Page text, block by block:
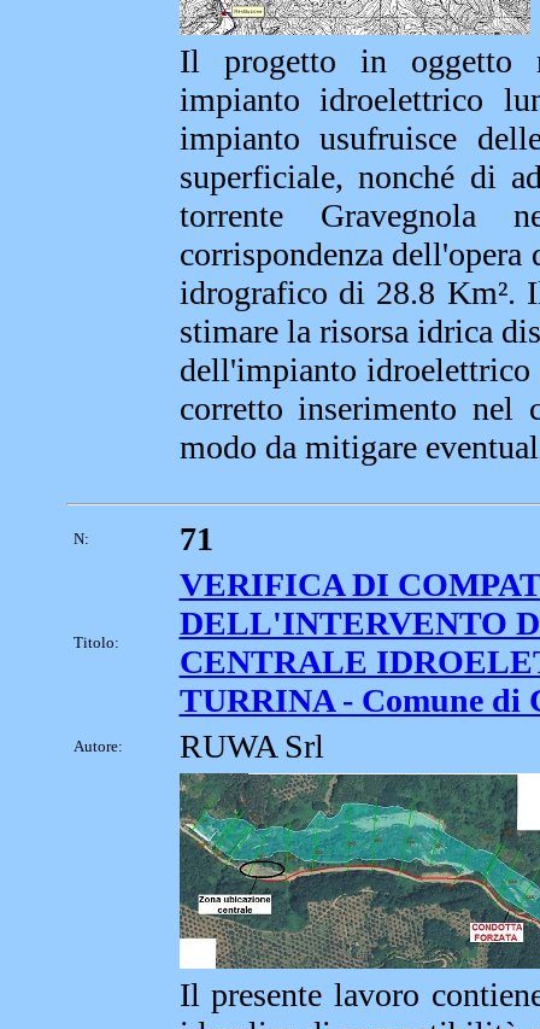
Il progetto in oggetto
impianto idroelettrico
impianto usufruisce
superficiale, nonché di
torrente Gravegnola
corrispondenza
idrografico di 28.8 Km².
stimare la risorsa idrica
dell'impianto idroelettrico
corretto inserimento nel
modo da mitigare
N: 71
Titolo:
VERIFICA DI
DELL'INTERVENTO
CENTRALE
TURRINA - Comune di
Autore: RUWA Srl
Il presente lavoro